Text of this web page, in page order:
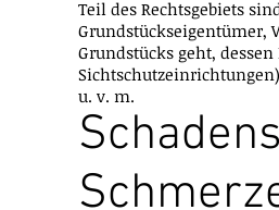
Teil des Rechtsgebiets
Grundstückseigentümer,
Grundstücks geht,
u. v. m.